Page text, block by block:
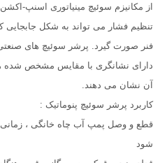
از مکانیزم سوئیچ مینیاتوری اسنپ-
تنظیم فشار می تواند به شکل جابجایی
فنر صورت گیرد. پرشر سوئیچ های صنعتی
دارای نشانگری با مقایس مشخص شده
آن نشان می دهند.
کاربرد پرشر سوئیچ پنوماتیک :
قطع و وصل پمپ آب چاه خانگی ،
شود